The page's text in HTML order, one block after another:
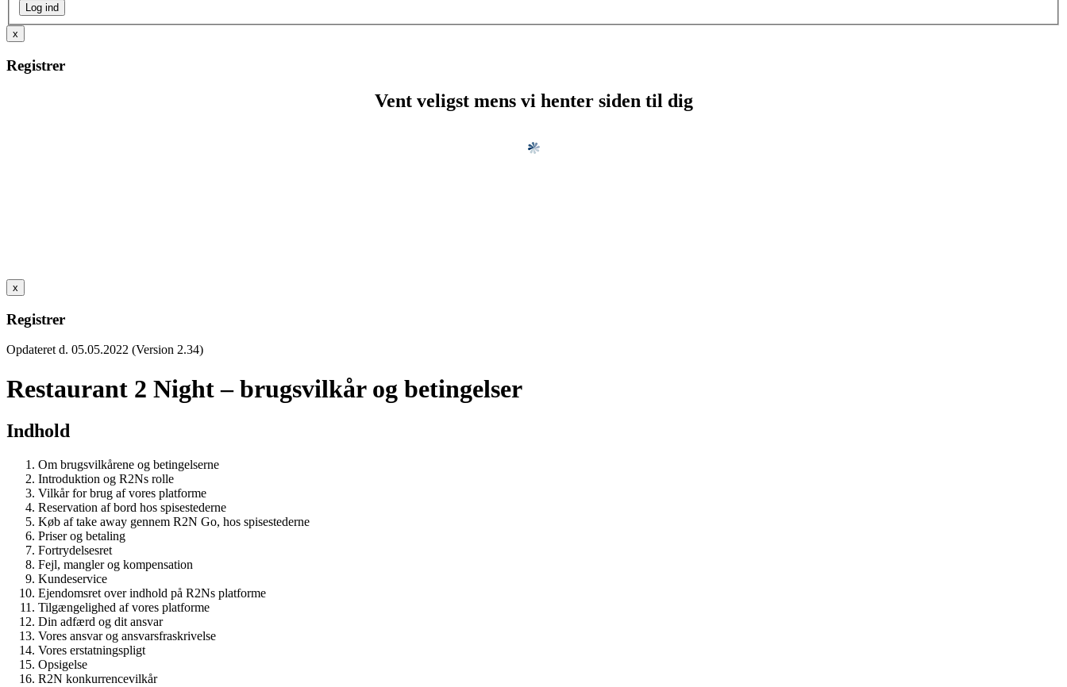
x
Registrer
Vent veligst mens vi henter siden til dig
x
Registrer
Opdateret d. 05.05.2022 (Version 2.34)
Restaurant 2 Night – brugsvilkår og betingelser
Indhold
Om brugsvilkårene og betingelserne
Introduktion og R2Ns rolle
Vilkår for brug af vores platforme
Reservation af bord hos spisestederne
Køb af take away gennem R2N Go, hos spisestederne
Priser og betaling
Fortrydelsesret
Fejl, mangler og kompensation
Kundeservice
Ejendomsret over indhold på R2Ns platforme
Tilgængelighed af vores platforme
Din adfærd og dit ansvar
Vores ansvar og ansvarsfraskrivelse
Vores erstatningspligt
Opsigelse
R2N konkurrencevilkår